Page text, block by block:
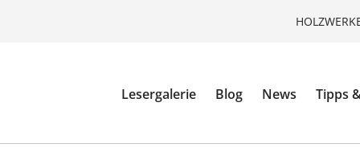
Lesergalerie Blog News Tipps